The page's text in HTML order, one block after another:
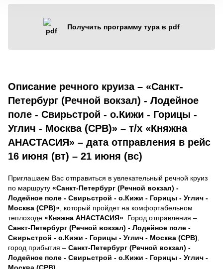
Получить программу тура в pdf
Описание речного круиза – «Санкт-
Петербург (Речной вокзал) - Лодейное
поле - Свирьстрой - о.Кижи - Горицы -
Углич - Москва (СРВ)» – т/х «Княжна
АНАСТАСИЯ» – дата отправления в рейс
16 июня (вт) – 21 июня (вс)
Приглашаем Вас отправиться в увлекательный речной круиз
по маршруту «Санкт-Петербург (Речной вокзал) -
Лодейное поле - Свирьстрой - о.Кижи - Горицы - Углич -
Москва (СРВ)» , который пройдет на комфортабельном
теплоходе «Княжна АНАСТАСИЯ» . Город отправления –
Санкт-Петербург (Речной вокзал) - Лодейное поле -
Свирьстрой - о.Кижи - Горицы - Углич - Москва (СРВ)
город прибытия – Санкт-Петербург (Речной вокзал) -
Лодейное поле - Свирьстрой - о.Кижи - Горицы - Углич -
Москва (СРВ)